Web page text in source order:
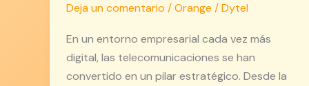
Deja un comentario /Orange /Dytel
En un entorno empresarial cada vez más
digital, las telecomunicaciones se han
convertido en un pilar estratégico. Desde la